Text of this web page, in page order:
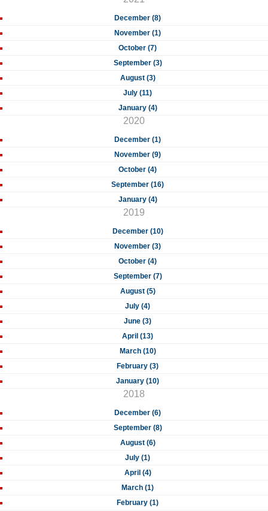
December (8)
November (1)
October (7)
September (3)
August (3)
July (11)
January (4)
2020
December (1)
November (9)
October (4)
September (16)
January (4)
2019
December (10)
November (3)
October (4)
September (7)
August (5)
July (4)
June (3)
April (13)
March (10)
February (3)
January (10)
2018
December (6)
September (8)
August (6)
July (1)
April (4)
March (1)
February (1)